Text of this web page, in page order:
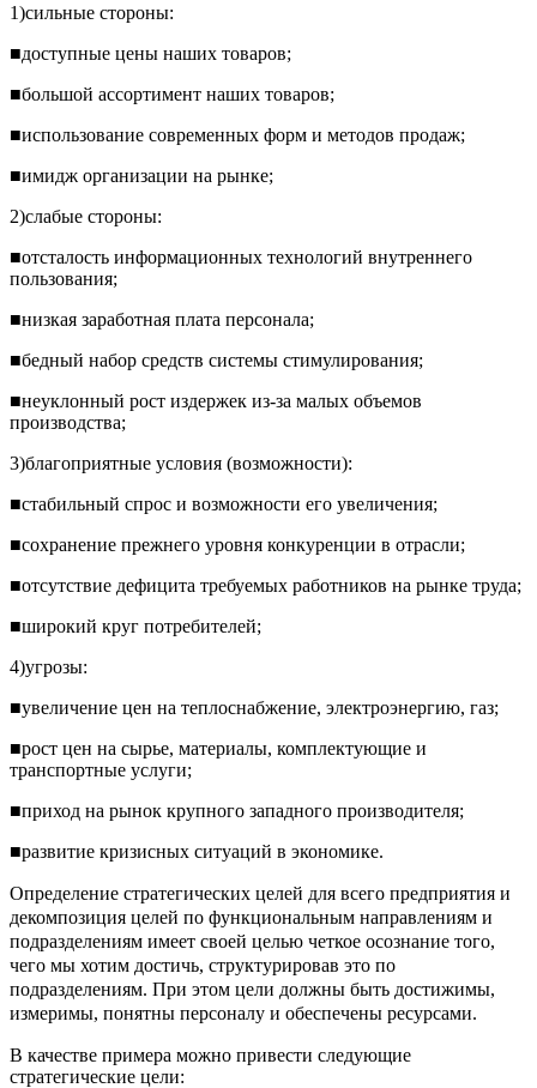
1)сильные стороны:
■доступные цены наших товаров;
■большой ассортимент наших товаров;
■использование современных форм и методов продаж;
■имидж организации на рынке;
2)слабые стороны:
■отсталость информационных технологий внутреннего
пользования;
■низкая заработная плата персонала;
■бедный набор средств системы стимулирования;
■неуклонный рост издержек из-за малых объемов
производства;
3)благоприятные условия (возможности):
■стабильный спрос и возможности его увеличения;
■сохранение прежнего уровня конкуренции в отрасли;
■отсутствие дефицита требуемых работников на рынке труда;
■широкий круг потребителей;
4)угрозы:
■увеличение цен на теплоснабжение, электроэнергию, газ;
■рост цен на сырье, материалы, комплектующие и
транспортные услуги;
■приход на рынок крупного западного производителя;
■развитие кризисных ситуаций в экономике.
Определение стратегических целей для всего предприятия и
декомпозиция целей по функциональным направлениям и
подразделениям имеет своей целью четкое осознание того,
чего мы хотим достичь, структурировав это по
подразделениям. При этом цели должны быть достижимы,
измеримы, понятны персоналу и обеспечены ресурсами.
В качестве примера можно привести следующие
стратегические цели: